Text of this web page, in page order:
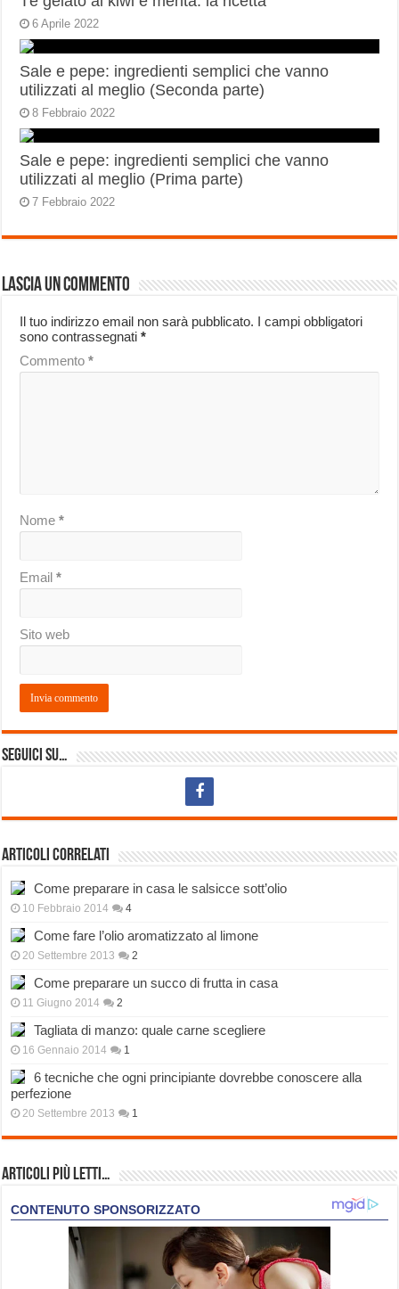
6 Aprile 2022
Sale e pepe: ingredienti semplici che vanno
utilizzati al meglio (Seconda parte)
8 Febbraio 2022
Sale e pepe: ingredienti semplici che vanno
utilizzati al meglio (Prima parte)
7 Febbraio 2022
Lascia un commento
Il tuo indirizzo email non sarà pubblicato. I campi obbligatori
sono contrassegnati*
Commento*
Nome*
Email*
Sito web
Seguici su…
Articoli correlati
Come preparare in casa le salsicce sott’olio
10 Febbraio 2014 4
Come fare l’olio aromatizzato al limone
20 Settembre 2013 2
Come preparare un succo di frutta in casa
11 Giugno 2014 2
Tagliata di manzo: quale carne scegliere
16 Gennaio 2014 1
6 tecniche che ogni principiante dovrebbe conoscere alla
perfezione
20 Settembre 2013 1
Articoli più Letti…